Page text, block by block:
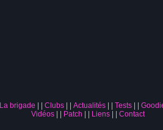
La brigade Clubs| Actualités| Tests|
Vidéos| Patch Liens| Contact